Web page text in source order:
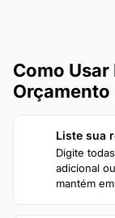
Como
Orçamento
Liste sua
Digite
adicional
mantém